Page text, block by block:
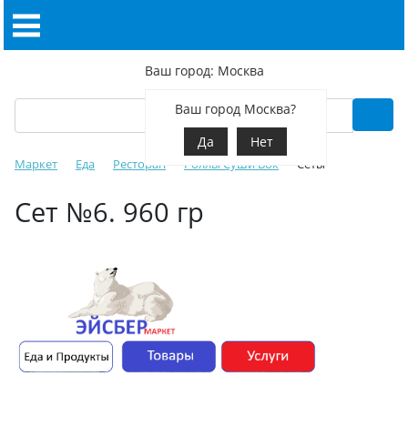
Ваш город: Москва
Ваш город Москва?
Да
Нет
Маркет Еда Ресторан Роллы Суши Вок Сеты
Сет №6. 960 гр